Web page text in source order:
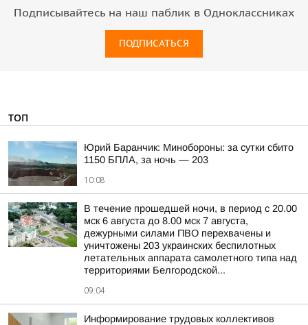
Подписывайтесь на наш паблик в Одноклассниках
ПОДПИСАТЬСЯ
ТОП
Юрий Баранчик: Минобороны: за сутки сбито
1150 БПЛА, за ночь — 203
10:08
В течение прошедшей ночи, в период с 20.00
мск 6 августа до 8.00 мск 7 августа,
дежурными силами ПВО перехвачены и
уничтожены 203 украинских беспилотных
летательных аппарата самолетного типа над
территориями Белгородской...
09:04
Информирование трудовых коллективов